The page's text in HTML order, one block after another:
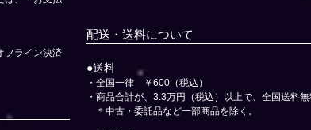
フライン決済
配送・送料について
​●送料
・ 全国一律 ￥600（税込）
・商品合計が、3.3万円（税込）以上で、全国送料無
＊中古・委託品など一部商品を除く。